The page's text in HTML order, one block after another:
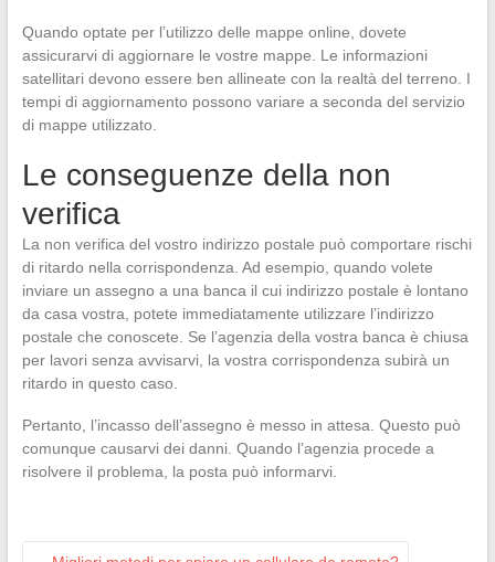
Quando optate per l’utilizzo delle mappe online, dovete
assicurarvi di aggiornare le vostre mappe. Le informazioni
satellitari devono essere ben allineate con la realtà del terreno. I
tempi di aggiornamento possono variare a seconda del servizio
di mappe utilizzato.
Le conseguenze della non
verifica
La non verifica del vostro indirizzo postale può comportare rischi
di ritardo nella corrispondenza. Ad esempio, quando volete
inviare un assegno a una banca il cui indirizzo postale è lontano
da casa vostra, potete immediatamente utilizzare l’indirizzo
postale che conoscete. Se l’agenzia della vostra banca è chiusa
per lavori senza avvisarvi, la vostra corrispondenza subirà un
ritardo in questo caso.
Pertanto, l’incasso dell’assegno è messo in attesa. Questo può
comunque causarvi dei danni. Quando l’agenzia procede a
risolvere il problema, la posta può informarvi.